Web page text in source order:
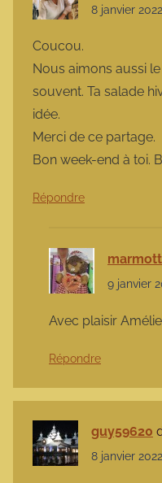
8 janvier
Coucou.
Nous aimons aussi
souvent. Ta salade
idée.
Merci de ce partage.
Bon week-end à toi.
Répondre
9 janvier
Avec plaisir
Répondre
guy59620
8 janvier